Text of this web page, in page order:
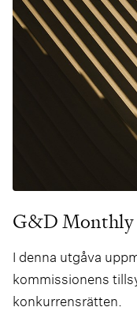
G&D Monthly
I denna utgåva
kommissionens
konkurrensrätten.